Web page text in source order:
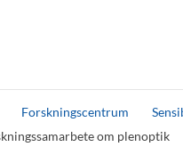
Forskningscentrum
om plenoptik